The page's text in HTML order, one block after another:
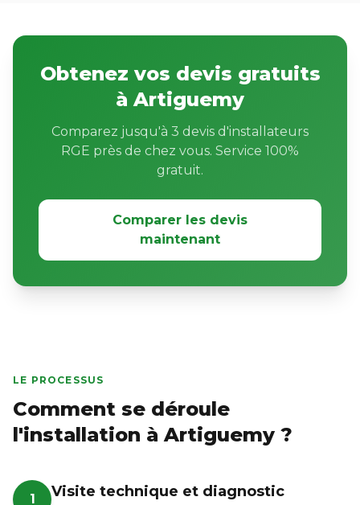
Obtenez vos devis gratuits
à Artiguemy
Comparez jusqu'à 3 devis d'installateurs
RGE près de chez vous. Service 100%
gratuit.
Comparer les devis
maintenant
LE PROCESSUS
Comment se déroule
l'installation à Artiguemy ?
1 Visite technique et diagnostic